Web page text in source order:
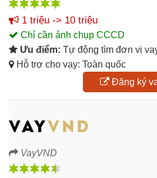
1 triệu -> 10 triệu
Chỉ cần ảnh chụp CCCD
Ưu điểm: Tự động tìm đơn vị
Hỗ trợ cho vay: Toàn quốc
Đăng ký
VayVND